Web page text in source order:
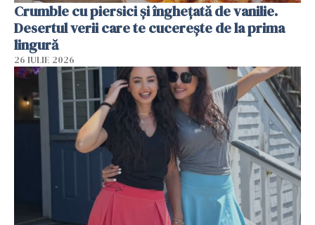
Crumble cu piersici și înghețată de vanilie.
Desertul verii care te cucerește de la prima
lingură
26 IULIE 2026